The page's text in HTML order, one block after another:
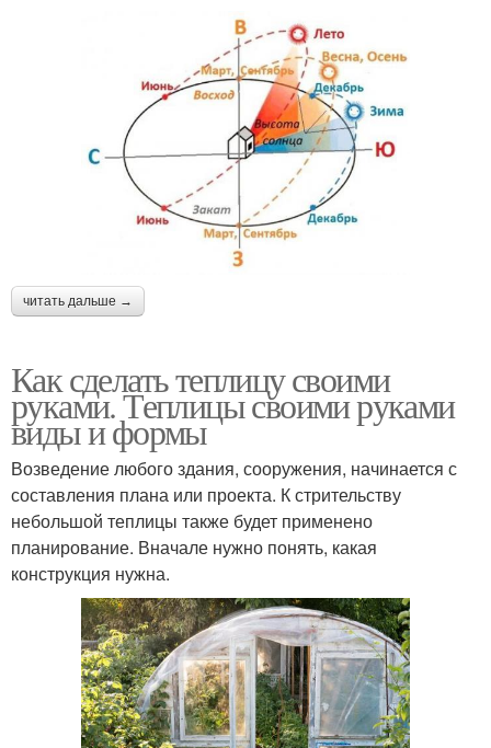
читать дальше →
Как сделать теплицу своими
руками. Теплицы своими руками
виды и формы
Возведение любого здания, сооружения, начинается с
составления плана или проекта. К стрительству
небольшой теплицы также будет применено
планирование. Вначале нужно понять, какая
конструкция нужна.